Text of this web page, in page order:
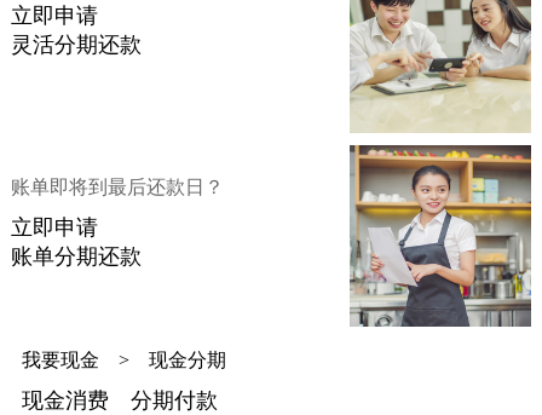
立即申请
灵活分期还款
账单即将到最后还款日？
立即申请
账单分期还款
我要现金 > 现金分期
现金消费 分期付款